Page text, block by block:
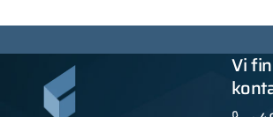
Vi